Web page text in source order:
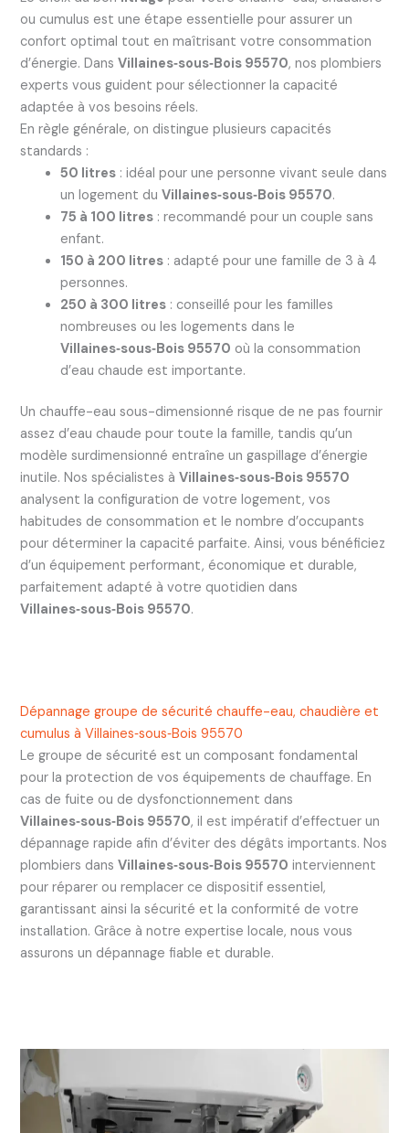
ou cumulus est une étape essentielle pour assurer un
confort optimal tout en maîtrisant votre consommation
d’énergie. Dans Villaines‑sous‑Bois 95570, nos plombiers
experts vous guident pour sélectionner la capacité
adaptée à vos besoins réels.
En règle générale, on distingue plusieurs capacités
standards :
50 litres: idéal pour une personne vivant seule dans
un logement du Villaines‑sous‑Bois 95570.
75 à 100 litres: recommandé pour un couple sans
enfant.
150 à 200 litres: adapté pour une famille de 3 à 4
personnes.
250 à 300 litres: conseillé pour les familles
nombreuses ou les logements dans le
Villaines‑sous‑Bois 95570 où la consommation
d’eau chaude est importante.
Un chauffe-eau sous-dimensionné risque de ne pas fournir
assez d’eau chaude pour toute la famille, tandis qu’un
modèle surdimensionné entraîne un gaspillage d’énergie
inutile. Nos spécialistes à Villaines‑sous‑Bois 95570
analysent la configuration de votre logement, vos
habitudes de consommation et le nombre d’occupants
pour déterminer la capacité parfaite. Ainsi, vous bénéficiez
d’un équipement performant, économique et durable,
parfaitement adapté à votre quotidien dans
Villaines‑sous‑Bois 95570.
Dépannage groupe de sécurité chauffe-eau, chaudière et
cumulus à Villaines‑sous‑Bois 95570
Le groupe de sécurité est un composant fondamental
pour la protection de vos équipements de chauffage. En
cas de fuite ou de dysfonctionnement dans
Villaines‑sous‑Bois 95570, il est impératif d’effectuer un
dépannage rapide afin d’éviter des dégâts importants. Nos
plombiers dans Villaines‑sous‑Bois 95570 interviennent
pour réparer ou remplacer ce dispositif essentiel,
garantissant ainsi la sécurité et la conformité de votre
installation. Grâce à notre expertise locale, nous vous
assurons un dépannage fiable et durable.